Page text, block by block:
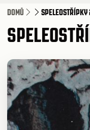
DOMŮ